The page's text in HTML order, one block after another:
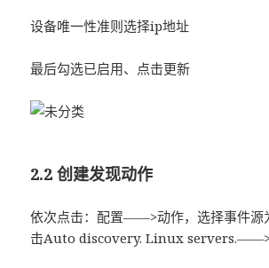
设备唯一性准则选择ip地址
最后勾选已启用、点击更新
2.2 创建发现动作
依次点击：配置——>动作，选择事件源
击Auto discovery. Linux